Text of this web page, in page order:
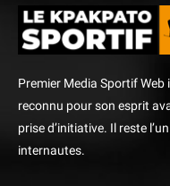
Premier Media Sportif Web
reconnu pour son esprit
prise d’initiative. Il reste
internautes.